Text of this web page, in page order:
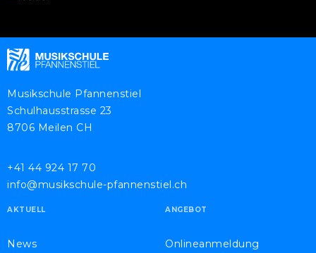
Musikschule Pfannenstiel
Schulhausstrasse 23
8706 Meilen CH
+41 44 924 17 70
info@musikschule-pfannenstiel.ch
AKTUELL
News
ANGEBOT
Onlineanmeldung